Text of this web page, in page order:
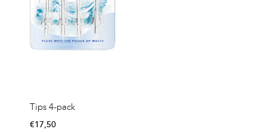
Tips 4-pack
€17,50